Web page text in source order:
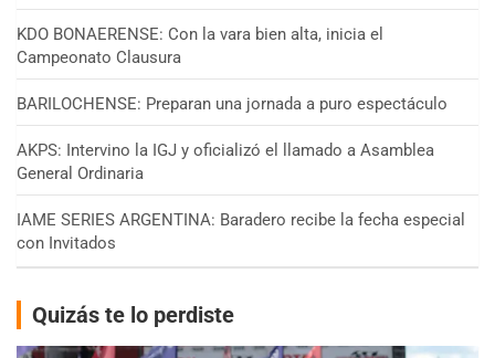
KDO BONAERENSE: Con la vara bien alta, inicia el
Campeonato Clausura
BARILOCHENSE: Preparan una jornada a puro espectáculo
AKPS: Intervino la IGJ y oficializó el llamado a Asamblea
General Ordinaria
IAME SERIES ARGENTINA: Baradero recibe la fecha especial
con Invitados
Quizás te lo perdiste